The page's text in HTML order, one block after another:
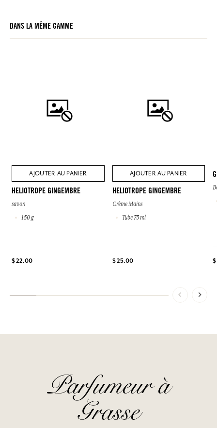
DANS LA MÊME GAMME
AJOUTER AU PANIER
HELIOTROPE GINGEMBRE
savon
150 g
$ 22.00
AJOUTER AU PANIER
HELIOTROPE GINGEMBRE
Crème Mains
Tube 75 ml
$ 25.00
Parfumeur à
Grasse